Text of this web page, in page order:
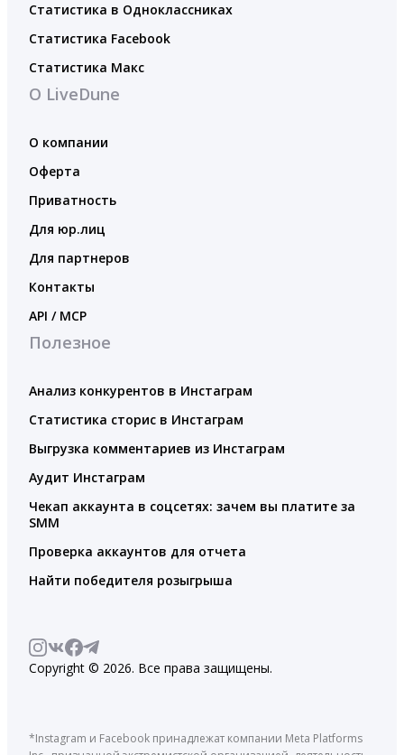
Статистика в Одноклассниках
Статистика Facebook
Статистика Макс
О LiveDune
О компании
Оферта
Приватность
Для юр.лиц
Для партнеров
Контакты
API / MCP
Полезное
Анализ конкурентов в Инстаграм
Статистика сторис в Инстаграм
Выгрузка комментариев из Инстаграм
Аудит Инстаграм
Чекап аккаунта в соцсетях: зачем вы платите за
SMM
Проверка аккаунтов для отчета
Найти победителя розыгрыша
Copyright © 2026. Все права защищены.
*Instagram и Facebook принадлежат компании Meta Platforms